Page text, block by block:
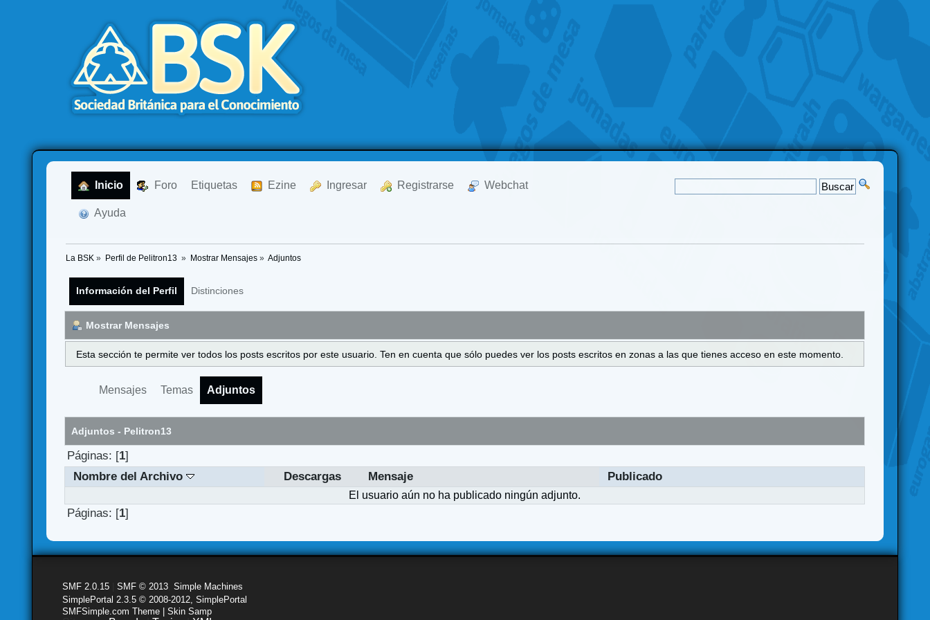
Inicio Foro Etiquetas Ezine Ingresar Registrarse Webchat
Ayuda
La BSK » Perfil de Pelitron13 » Mostrar Mensajes» Adjuntos
Información del Perfil Distinciones
Mostrar Mensajes
Esta sección te permite ver todos los posts escritos por este usuario. Ten en cuenta que sólo puedes ver los posts escritos en zonas a las que tienes acceso en este momento.
Mensajes Temas Adjuntos
Adjuntos - Pelitron13
Páginas: [1]
Nombre del Archivo
Descargas Mensaje Publicado
El usuario aún no ha publicado ningún adjunto.
Páginas: [1]
SMF 2.0.15 |SMF © 2013 ,Simple Machines
SimplePortal 2.3.5 © 2008-2012, SimplePortal
SMFSimple.com Theme | Skin Samp